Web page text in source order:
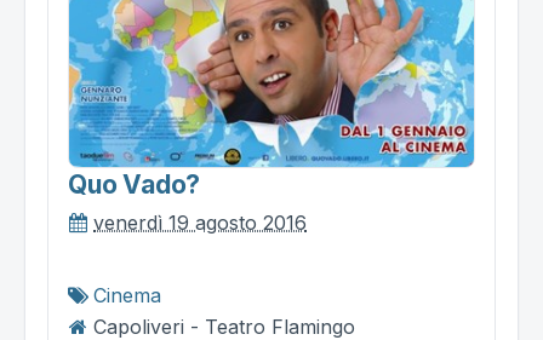
Quo Vado?
venerdì 19 agosto 2016
Cinema
Capoliveri - Teatro Flamingo